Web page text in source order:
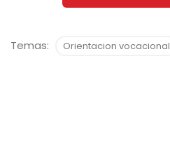
Temas: Orientacion vocacional